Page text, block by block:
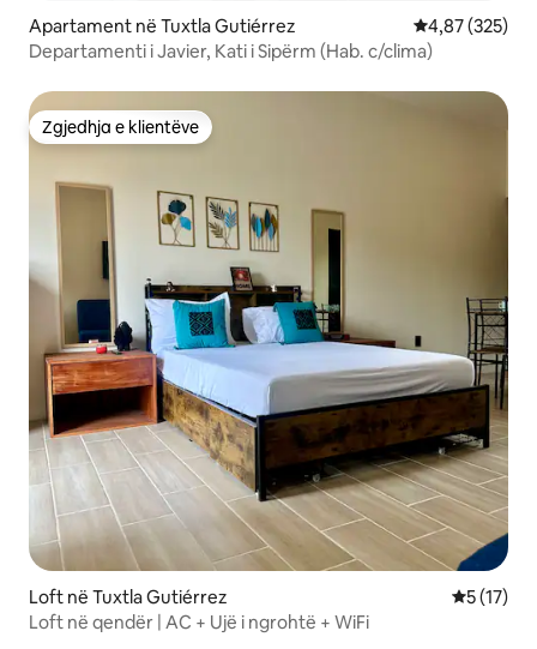
Apartament në Tuxtla Gutiérrez Vlerësimi
4,87 (325)
Departamenti i Javier, Kati i Sipërm (Hab. c/clima)
Zgjedhja e klientëve
Zgjedhja e klientëve
Loft në Tuxtla Gutiérrez Vlerësimi
5 (17)
Loft në qendër | AC + Ujë i ngrohtë + WiFi